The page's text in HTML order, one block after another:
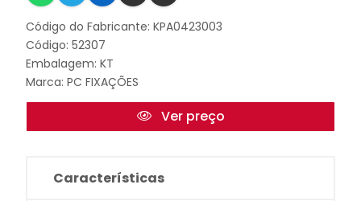
Código do Fabricante: KPA0423003
Código: 52307
Embalagem: KT
Marca: PC FIXAÇÕES
Ver preço
Características